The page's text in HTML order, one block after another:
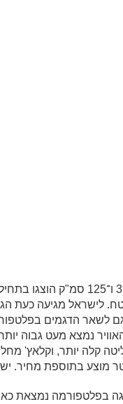
בנפחים 390 ו־125
לישראל מגיעה כעת
האוויר נמצא מעט
קלה יותר, וקלאץ'
מוצע בתוספת מחיר.
בפלטפורמה נמצאת כאן